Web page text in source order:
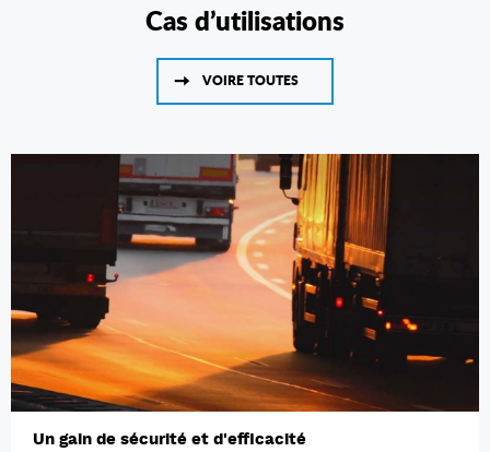
Cas d’utilisations
VOIRE TOUTES
Un gain de sécurité et d'efficacité